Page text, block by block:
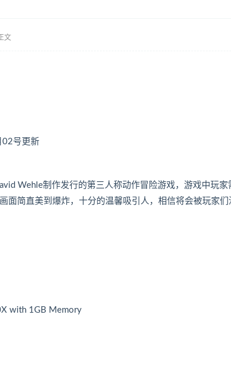
文
02号更新
Wehle制作发行的第三人称动作冒险游戏，游戏中玩
面简直美到爆炸，十分的温馨吸引人，相信将会被玩家们
with 1GB Memory